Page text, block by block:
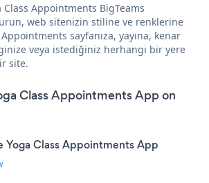
Appointments BigTeams
web sitenizin stiline ve renklerine
sayfanıza, yayına, kenar
veya istediğiniz herhangi bir yere
site.
Class Appointments App on
Yoga Class Appointments App